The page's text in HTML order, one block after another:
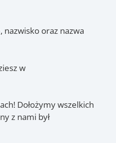
oraz nazwa
w
Dołożymy wszelkich
z nami był